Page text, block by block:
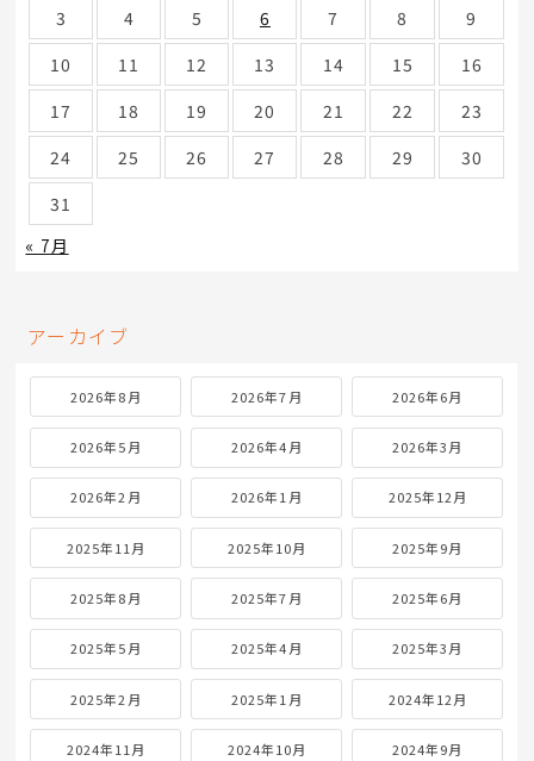
3
4 5 6 7 8
9
10
11 12 13 14 15
16
17
18 19 20 21 22
23
24
25 26 27 28 29
30
31
« 7月
アーカイブ
2026年8月 2026年7月 2026年6月
2026年5月 2026年4月 2026年3月
2026年2月 2026年1月 2025年12月
2025年11月 2025年10月 2025年9月
2025年8月 2025年7月 2025年6月
2025年5月 2025年4月 2025年3月
2025年2月 2025年1月 2024年12月
2024年11月 2024年10月 2024年9月